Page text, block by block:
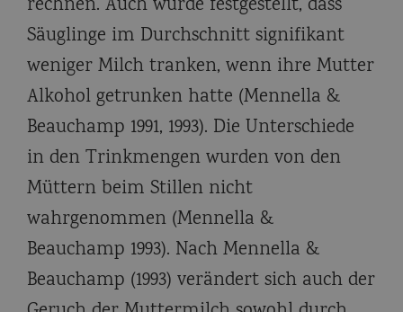
rechnen. Auch wurde festgestellt, dass
Säuglinge im Durchschnitt signifikant
weniger Milch tranken, wenn ihre Mutter
Alkohol getrunken hatte (Mennella &
Beauchamp 1991, 1993). Die Unterschiede
in den Trinkmengen wurden von den
Müttern beim Stillen nicht
wahrgenommen (Mennella &
Beauchamp 1993). Nach Mennella &
Beauchamp (1993) verändert sich auch der